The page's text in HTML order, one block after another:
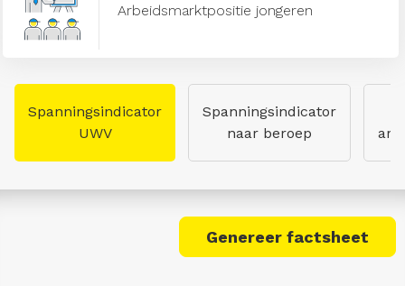
Arbeidsmarktpositie jongeren
Spanningsindicator
UWV
Spanningsindicator
naar beroep
Genereer factsheet